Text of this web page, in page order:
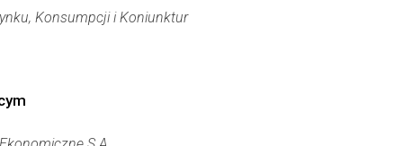
Konsumpcji i Koniunktur